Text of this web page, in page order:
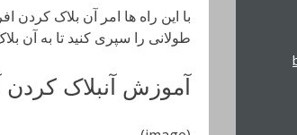
با این راه ها امر آن بلاک کردن
طولانی را سپری کنید تا به آن
آموزش آنبلاک کردن